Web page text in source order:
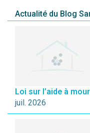
Actualité du Blog
Loi sur l’aide à
juil. 2026